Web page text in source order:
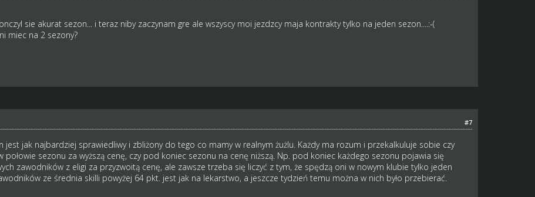
sie akurat sezon... i teraz niby zaczynam gre ale wszyscy moi jezdzcy maja kontrakty tylko na jeden sezon....:-(
miec na 2 sezony?
#7
jest jak najbardziej sprawiedliwy i zbliżony do tego co mamy w realnym żużlu. Każdy ma rozum i przekalkuluje sobie czy
połowie sezonu za wyższą cenę, czy pod koniec sezonu na cenę niższą. Np. pod koniec każdego sezonu pojawia się
zawodników z eligi za przyzwoitą cenę, ale zawsze trzeba się liczyć z tym, że spędzą oni w nowym klubie tylko jeden
ze średnia skilli powyżej 64 pkt. jest jak na lekarstwo, a jeszcze tydzień temu można w nich było przebierać.